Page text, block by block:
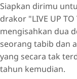
Siapkan dirimu
drakor "LIVE UP
mengisahkan dua
seorang tabib dan
yang secara tak
tahun kemudian.